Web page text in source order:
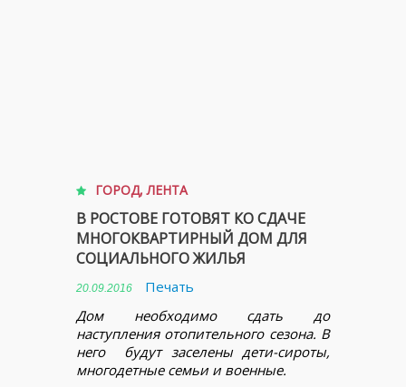
ГОРОД,ЛЕНТА
В РОСТОВЕ ГОТОВЯТ КО СДАЧЕ
МНОГОКВАРТИРНЫЙ ДОМ ДЛЯ
СОЦИАЛЬНОГО ЖИЛЬЯ
20.09.2016
Печать
Дом необходимо сдать до
наступления отопительного сезона. В
него будут заселены дети-сироты,
многодетные семьи и военные.